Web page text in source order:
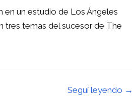
en un estudio de Los Ángeles
tres temas del sucesor de The
Seguí leyendo →